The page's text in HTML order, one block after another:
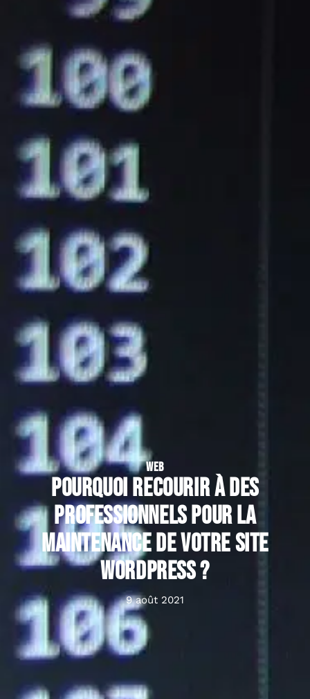
WEB
Pourquoi recourir à des
professionnels pour la
maintenance de votre site
WordPress ?
9 août 2021